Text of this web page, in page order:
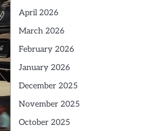
April 2026
March 2026
February 2026
January 2026
December 2025
November 2025
October 2025